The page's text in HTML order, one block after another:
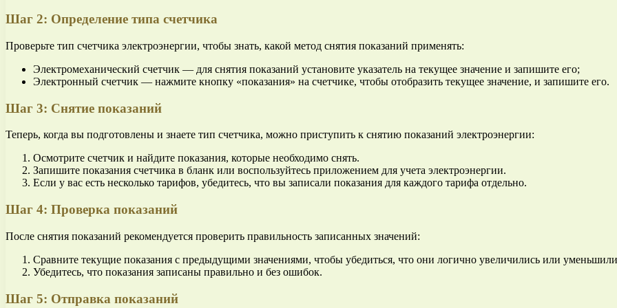
Шаг 2: Определение типа счетчика
Проверьте тип счетчика электроэнергии, чтобы знать, какой метод снятия показаний применять:
Электромеханический счетчик — для снятия показаний установите указатель на текущее значение и запишите его;
Электронный счетчик — нажмите кнопку «показания» на счетчике, чтобы отобразить текущее значение, и запишите его.
Шаг 3: Снятие показаний
Теперь, когда вы подготовлены и знаете тип счетчика, можно приступить к снятию показаний электроэнергии:
Осмотрите счетчик и найдите показания, которые необходимо снять.
Запишите показания счетчика в бланк или воспользуйтесь приложением для учета электроэнергии.
Если у вас есть несколько тарифов, убедитесь, что вы записали показания для каждого тарифа отдельно.
Шаг 4: Проверка показаний
После снятия показаний рекомендуется проверить правильность записанных значений:
Сравните текущие показания с предыдущими значениями, чтобы убедиться, что они логично увеличились или
Убедитесь, что показания записаны правильно и без ошибок.
Шаг 5: Отправка показаний